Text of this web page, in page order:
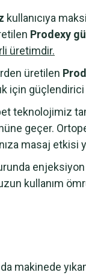
kullanıcıya
Prodexy
üretimdir.
üretilen
için
teknolojimiz
geçer.
masaj
uzun
makinede